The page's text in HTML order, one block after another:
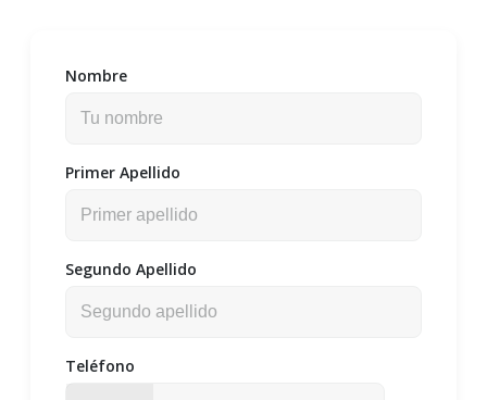
Nombre
Primer Apellido
Segundo Apellido
Teléfono